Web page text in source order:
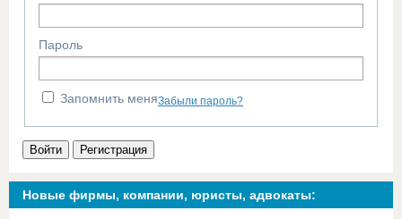
Пароль
Запомнить меняЗабыли пароль?
Войти Регистрация
Новые фирмы, компании, юристы, адвокаты: